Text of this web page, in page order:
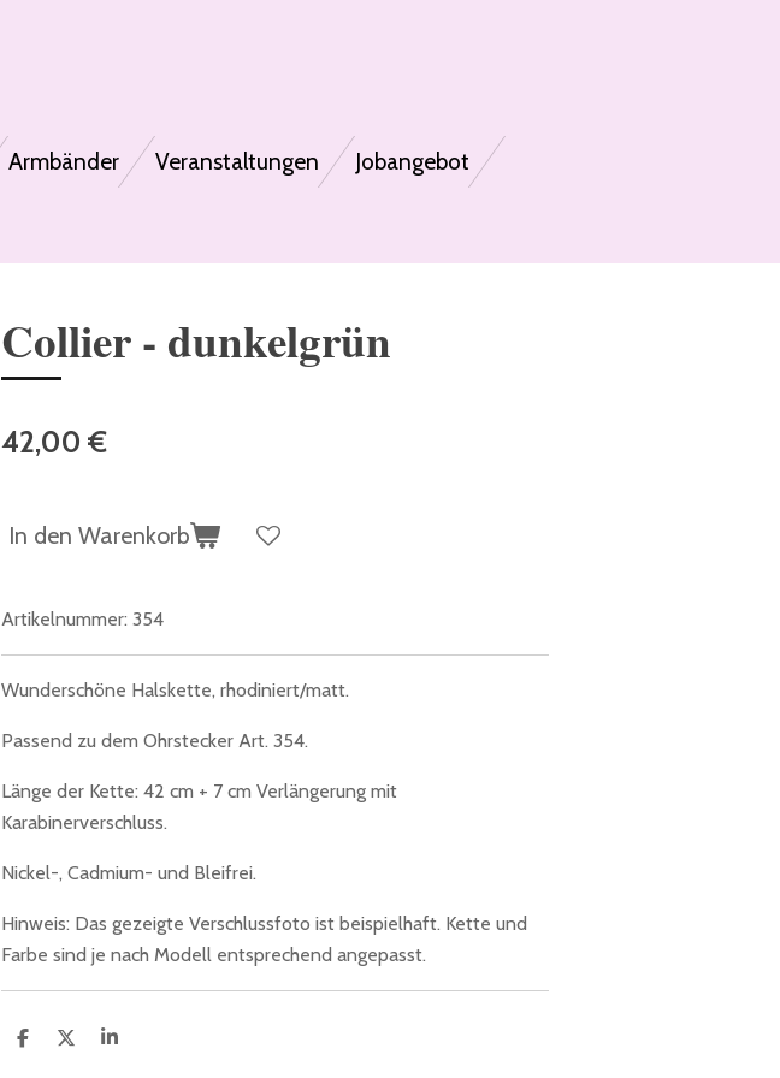
Armbänder Veranstaltungen Jobangebot
Collier - dunkelgrün
42,00 €
In den Warenkorb
Artikelnummer: 354
Wunderschöne Halskette, rhodiniert/matt.
Passend zu dem Ohrstecker Art. 354.
Länge der Kette: 42 cm + 7 cm Verlängerung mit
Karabinerverschluss.
Nickel-, Cadmium- und Bleifrei.
Hinweis: Das gezeigte Verschlussfoto ist beispielhaft. Kette und
Farbe sind je nach Modell entsprechend angepasst.
T
T
T